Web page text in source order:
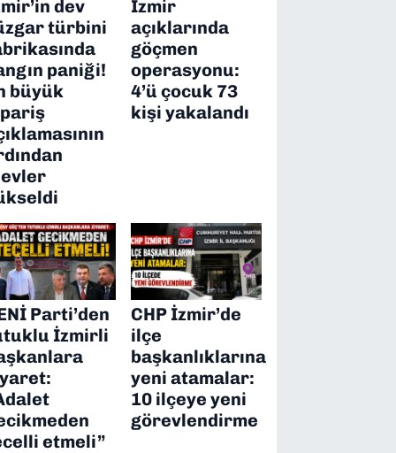
dev
türbini
paniği!
büyük
İzmir
açıklarında
göçmen
operasyonu:
4’ü çocuk 73
kişi yakalandı
Parti’den
İzmirli
etmeli”
CHP İzmir’de
ilçe
başkanlıklarına
yeni atamalar:
10 ilçeye yeni
görevlendirme